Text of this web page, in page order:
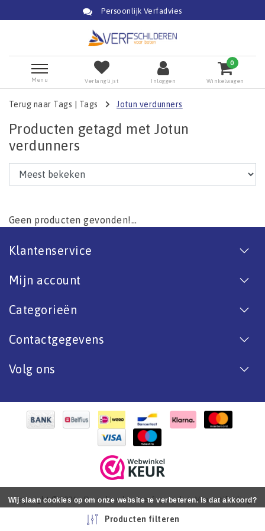
Persoonlijk Verfadvies
Menu Verlanglijst Inloggen
0
Winkelwagen
Terug naar Tags Tags Jotun verdunners
Producten getagd met Jotun
verdunners
Geen producten gevonden!...
Klantenservice
Mijn account
Categorieën
Contactgegevens
Volg ons
Copyright © 2026 - De online bootverf specialist. Van antifouling
tot aflak. - All rights reserved - RealizationInStijl Media
Producten filteren
Wij slaan cookies op om onze website te verbeteren. Is dat akkoord?
Nee Meer over cookies »